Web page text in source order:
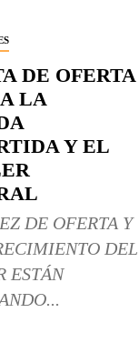
DE OFERTA
LA
Y EL
DE OFERTA Y
DEL
ESTÁN